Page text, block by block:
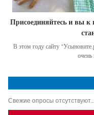
Присоединяйтесь и вы к
В этом году сайту
Свежие опросы